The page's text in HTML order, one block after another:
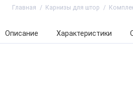
Главная Карнизы для штор
Описание Характеристики